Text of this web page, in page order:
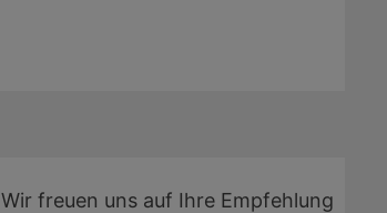
Wir freuen uns auf Ihre Empfehlung